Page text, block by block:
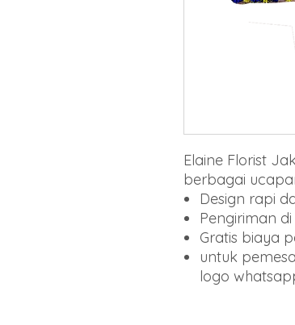
Elaine Florist
berbagai
Design rapi
Pengiriman
Gratis biaya
untuk
logo